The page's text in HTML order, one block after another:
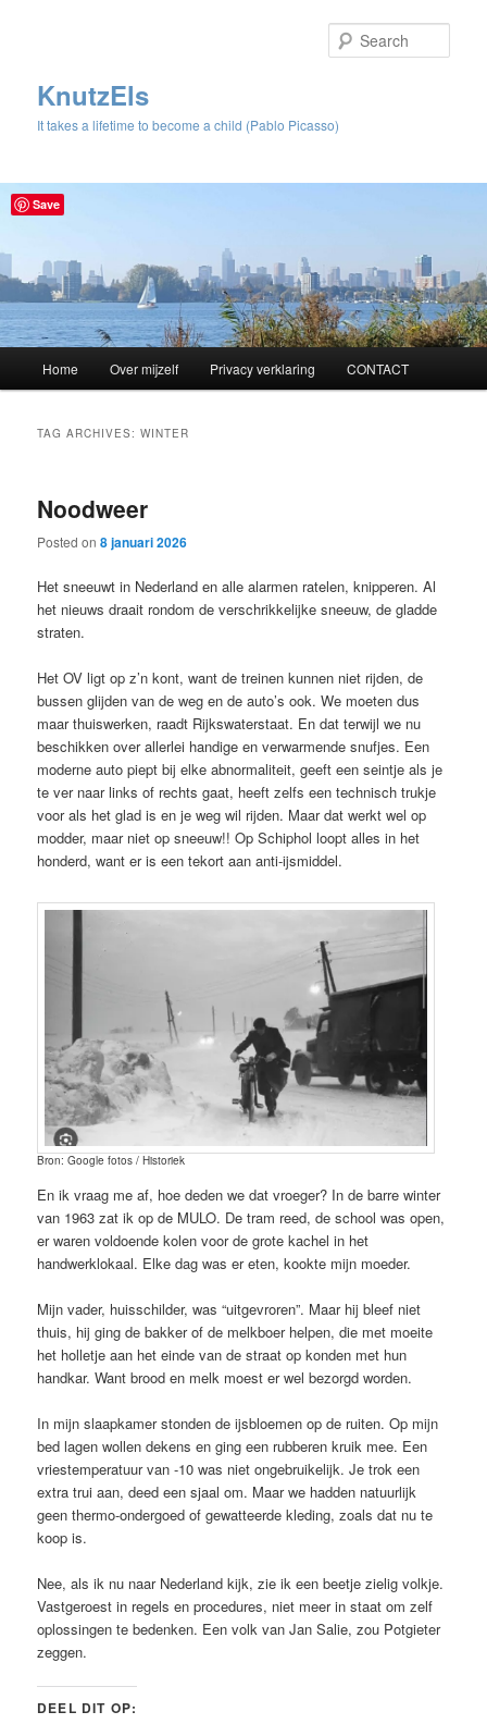
KnutzEls
It takes a lifetime to become a child (Pablo Picasso)
Skip
content
Skip
content
Home Over mijzelf Privacy verklaring CONTACT
TAG ARCHIVES:WINTER
Noodweer
Posted on8 januari 2026
Het sneeuwt in Nederland en alle alarmen ratelen, knipperen. Al
het nieuws draait rondom de verschrikkelijke sneeuw, de gladde
straten.
Het OV ligt op z’n kont, want de treinen kunnen niet rijden, de
bussen glijden van de weg en de auto’s ook. We moeten dus
maar thuiswerken, raadt Rijkswaterstaat. En dat terwijl we nu
beschikken over allerlei handige en verwarmende snufjes. Een
moderne auto piept bij elke abnormaliteit, geeft een seintje als je
te ver naar links of rechts gaat, heeft zelfs een technisch trukje
voor als het glad is en je weg wil rijden. Maar dat werkt wel op
modder, maar niet op sneeuw!! Op Schiphol loopt alles in het
honderd, want er is een tekort aan anti-ijsmiddel.
Bron: Google fotos / Historiek
En ik vraag me af, hoe deden we dat vroeger? In de barre winter
van 1963 zat ik op de MULO. De tram reed, de school was open,
er waren voldoende kolen voor de grote kachel in het
handwerklokaal. Elke dag was er eten, kookte mijn moeder.
Mijn vader, huisschilder, was “uitgevroren”. Maar hij bleef niet
thuis, hij ging de bakker of de melkboer helpen, die met moeite
het holletje aan het einde van de straat op konden met hun
handkar. Want brood en melk moest er wel bezorgd worden.
In mijn slaapkamer stonden de ijsbloemen op de ruiten. Op mijn
bed lagen wollen dekens en ging een rubberen kruik mee. Een
vriestemperatuur van -10 was niet ongebruikelijk. Je trok een
extra trui aan, deed een sjaal om. Maar we hadden natuurlijk
geen thermo-ondergoed of gewatteerde kleding, zoals dat nu te
koop is.
Nee, als ik nu naar Nederland kijk, zie ik een beetje zielig volkje.
Vastgeroest in regels en procedures, niet meer in staat om zelf
oplossingen te bedenken. Een volk van Jan Salie, zou Potgieter
zeggen.
DEEL DIT OP:
Save